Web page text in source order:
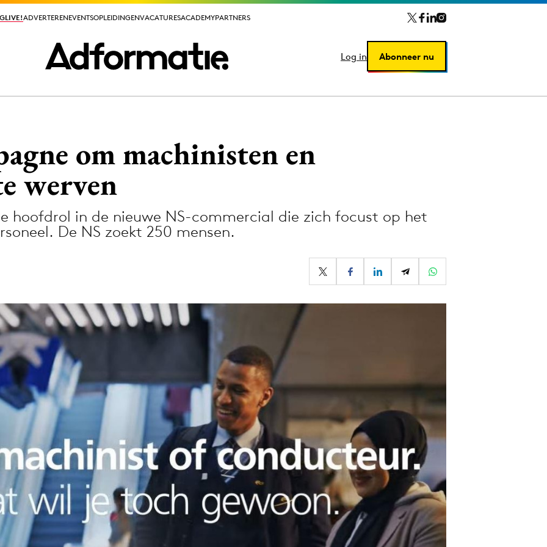
ADVERTERENEVENTSOPLEIDINGENVACATURESACADEMYPARTNERS
Log in Abonneer nu
ADVERTERENEVENTSOPLEIDINGENVACATURESACADEMYPARTNERS
Log in Abonneer nu
Media
Merkstrategie
Reputatie & crisis
om machinisten en
werven
hoofdrol in de nieuwe NS-commercial die zich focust op het
De NS zoekt 250 mensen.